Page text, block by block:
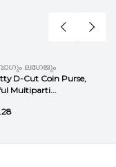
ലഗേജും
D-Cut Coin Purse,
Multiparti...